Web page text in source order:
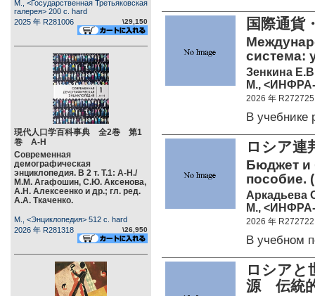
М., <Государственная Третьяковская
галерея> 200 c. hard
2025 年 R281006
\29,150
現代人口学百科事典 全2巻 第1
巻 А-Н
Современная
демографическая
энциклопедия. В 2 т. Т.1: А-Н./
М.М. Агафошин, С.Ю. Аксенова,
А.Н. Алексеенко и др.; гл. ред.
А.А. Ткаченко.
М., <Энциклопедия> 512 c. hard
2026 年 R281318
\26,950
国際通
система:
Зенкина
М., <ИНФРА-
2026 年 R272725
В учебнике
ロシア連
Бюджет и
пособие.
Аркадьева
М., <ИНФРА-
2026 年 R272722
В учебном
ロシアと
源 伝統